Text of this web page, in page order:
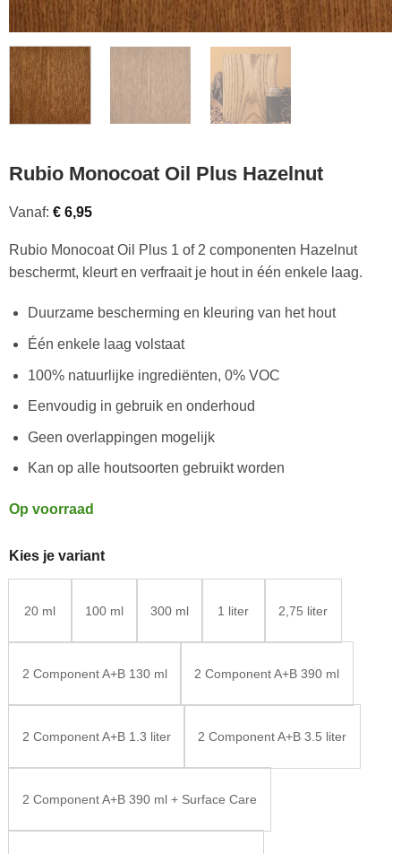
Rubio Monocoat Oil Plus Hazelnut
Vanaf: €6,95
Rubio Monocoat Oil Plus 1 of 2 componenten Hazelnut
beschermt, kleurt en verfraait je hout in één enkele laag.
Duurzame bescherming en kleuring van het hout
Één enkele laag volstaat
100% natuurlijke ingrediënten, 0% VOC
Eenvoudig in gebruik en onderhoud
Geen overlappingen mogelijk
Kan op alle houtsoorten gebruikt worden
Op voorraad
Kies je variant
20 ml 100 ml 300 ml 1 liter 2,75 liter
2 Component A+B 130 ml 2 Component A+B 390 ml
2 Component A+B 1.3 liter 2 Component A+B 3.5 liter
2 Component A+B 390 ml + Surface Care